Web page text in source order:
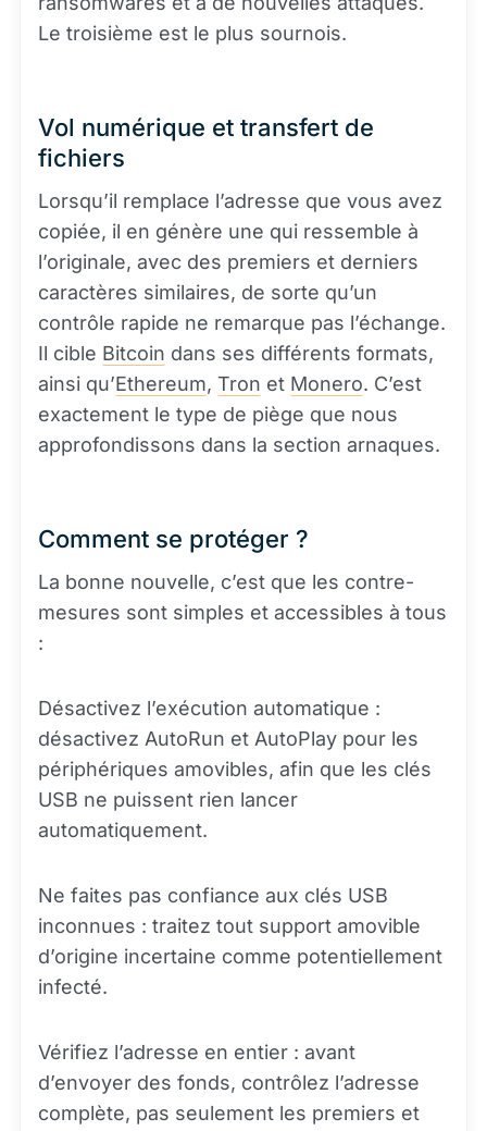
Le troisième est le plus sournois.
Vol numérique et transfert de
fichiers
Lorsqu’il remplace l’adresse que vous avez
copiée, il en génère une qui ressemble à
l’originale, avec des premiers et derniers
caractères similaires, de sorte qu’un
contrôle rapide ne remarque pas l’échange.
Il cible Bitcoin dans ses différents formats,
ainsi qu’Ethereum, Tron et Monero. C’est
exactement le type de piège que nous
approfondissons dans la section arnaques.
Comment se protéger ?
La bonne nouvelle, c’est que les contre-
mesures sont simples et accessibles à tous
:
Désactivez l’exécution automatique :
désactivez AutoRun et AutoPlay pour les
périphériques amovibles, afin que les clés
USB ne puissent rien lancer
automatiquement.
Ne faites pas confiance aux clés USB
inconnues : traitez tout support amovible
d’origine incertaine comme potentiellement
infecté.
Vérifiez l’adresse en entier : avant
d’envoyer des fonds, contrôlez l’adresse
complète, pas seulement les premiers et